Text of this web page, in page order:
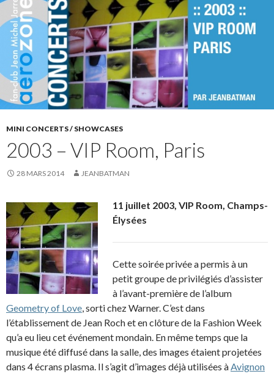
MINI CONCERTS / SHOWCASES
2003 – VIP Room, Paris
28 MARS 2014 JEANBATMAN
11 juillet 2003, VIP Room, Champs-
Élysées
Cette soirée privée a permis à un
petit groupe de privilégiés d’assister
à l’avant-première de l’album
Geometry of Love , sorti chez Warner. C’est dans
l’établissement de Jean Roch et en clôture de la Fashion Week
qu’a eu lieu cet événement mondain. En même temps que la
musique été diffusé dans la salle, des images étaient projetées
dans 4 écrans plasma. Il s’agit d’images déjà utilisées à Avignon